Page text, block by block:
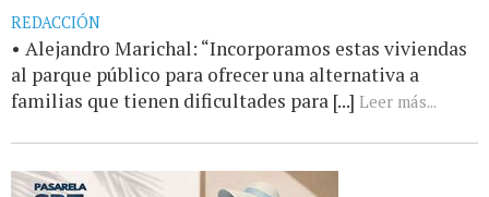
REDACCIÓN
• Alejandro Marichal: “Incorporamos estas viviendas
al parque público para ofrecer una alternativa a
familias que tienen dificultades para [...] Leer más...